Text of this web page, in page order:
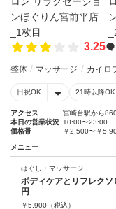
3.25
整体 マッサージ カイロ
日祝OK 21時以降OK
アクセス
宮崎台駅から
本日の営業状況 10:00〜23:00
価格帯
￥2,500〜￥
メニュー
ほぐし・マッサージ
ボディケアとリフレク
円
￥5,900 （税込）